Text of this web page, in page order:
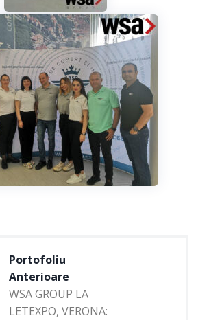
Portofoliu
Anterioare
WSA GROUP LA
LETEXPO, VERONA: